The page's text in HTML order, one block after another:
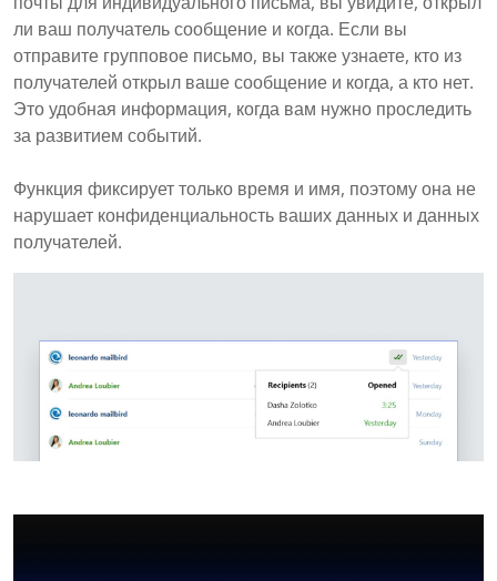
ли ваш получатель сообщение и когда. Если вы
отправите групповое письмо, вы также узнаете, кто из
получателей открыл ваше сообщение и когда, а кто нет.
Это удобная информация, когда вам нужно проследить
за развитием событий.
Функция фиксирует только время и имя, поэтому она не
нарушает конфиденциальность ваших данных и данных
получателей.